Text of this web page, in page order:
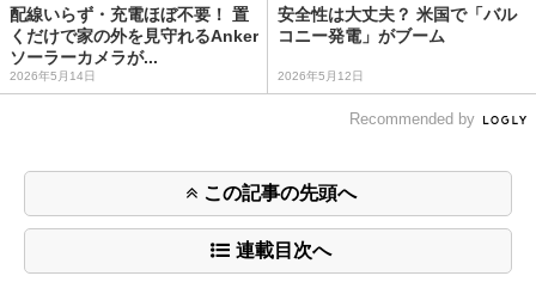
配線いらず・充電ほぼ不要！ 置
くだけで家の外を見守れるAnker
ソーラーカメラが...
2026年5月14日
安全性は大丈夫？ 米国で「バル
コニー発電」がブーム
2026年5月12日
Recommended by
この記事の先頭へ
連載目次へ